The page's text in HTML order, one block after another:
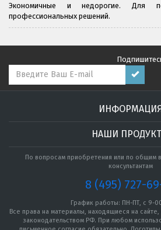
Экономичные и недорогие. Для
профессиональных решений.
НАШИ
По вопросам приобретения или по общим
консультантам
8 (495) 727-
График работы: ПН-ПТ, с 9-
Все права на материалы, находящиеся на сайте,
законодательством РФ. При любом